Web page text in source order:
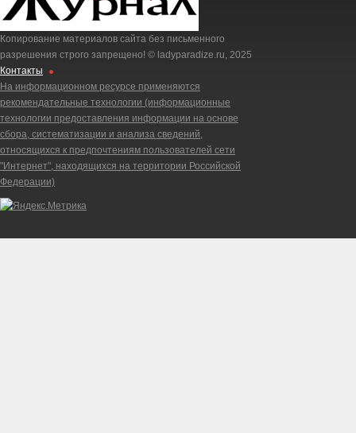
Копирование материалов сайта без письменного
разрешения строго запрещено! © ladyparadize.ru, 2025
Контакты
На информационном ресурсе применяются
рекомендательные технологии (информационные
технологии предоставления информации на основе
сбора, систематизации и анализа сведений,
относящихся к предпочтениям пользователей сети
"Интернет", находящихся на территории Российской
Федерации)